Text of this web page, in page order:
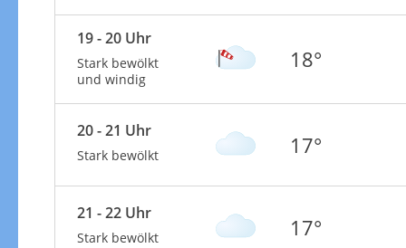
19 - 20 Uhr
Stark bewölkt
und windig
18°
20 - 21 Uhr
Stark bewölkt 17°
21 - 22 Uhr
Stark bewölkt 17°